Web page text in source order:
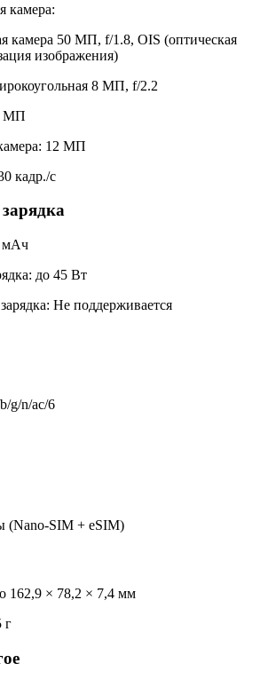
камера:
камера 50 МП, f/1.8, OIS (оптическая
изображения)
8 МП, f/2.2
МП
12 МП
кадр./с
мАч
до 45 Вт
Не поддерживается
g/n/ac/6
(Nano-SIM + eSIM)
162,9 × 78,2 × 7,4 мм
г